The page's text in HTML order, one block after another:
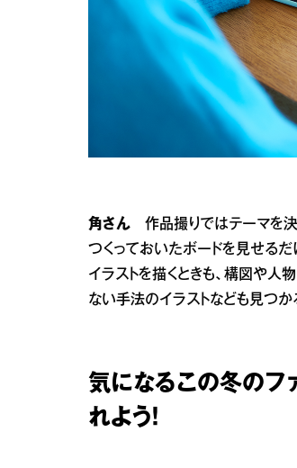
角さん 作品撮りではテーマを決
つくっておいたボードを見せるだ
イラストを描くときも、構図や人
ない手法のイラストなども見つか
気になるこの冬のフ
れよう！